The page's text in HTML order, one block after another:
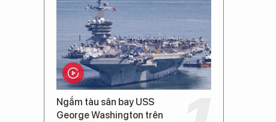
Ngắm tàu sân bay USS
George Washington trên